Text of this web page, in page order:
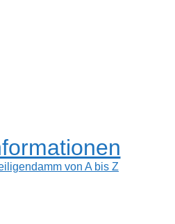
von A bis Z